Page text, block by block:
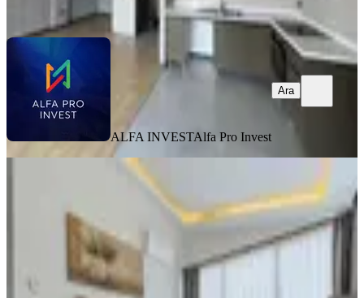
ALFA INVESTAlfa Pro Invest
Ara
Çukurambarda Ful Eşyalı 2+1 Lüx
Rezidans Abd Büyükelçiliği Yanı
Çankaya, Çukurambar Mahallesi
2+1
94 m² 1. Kat·21.02.2026
100.000 ₺